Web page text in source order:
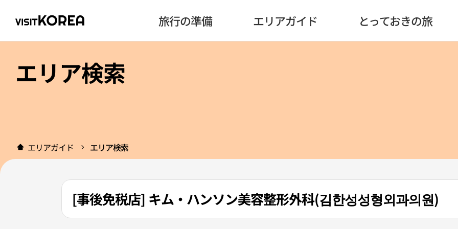
旅行の準備 エリアガイド とっておきの旅
エリア検索
エリアガイド エリア検索
[事後免税店] キム・ハンソン美容整形外科(김한성성형외과의원)